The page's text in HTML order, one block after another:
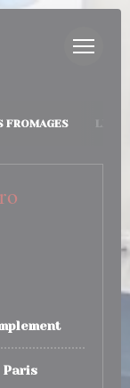
de cookies
Paris
FROMAGES LES